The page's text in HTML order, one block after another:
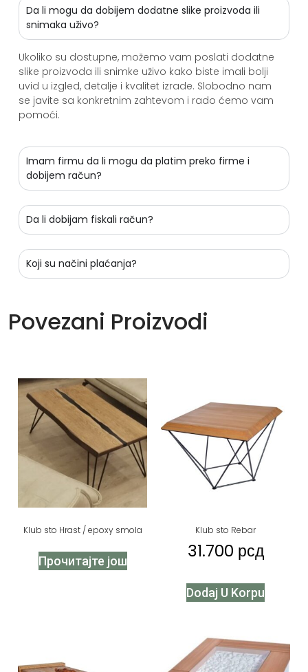
Da li mogu da dobijem dodatne slike proizvoda ili
snimaka uživo?
Ukoliko su dostupne, možemo vam poslati dodatne
slike proizvoda ili snimke uživo kako biste imali bolji
uvid u izgled, detalje i kvalitet izrade. Slobodno nam
se javite sa konkretnim zahtevom i rado ćemo vam
pomoći.
Imam firmu da li mogu da platim preko firme i
dobijem račun?
Da li dobijam fiskali račun?
Koji su načini plaćanja?
Povezani Proizvodi
Klub sto Hrast / epoxy smola
Прочитајте још
Klub sto Rebar
31.700 рсд
Dodaj U Korpu